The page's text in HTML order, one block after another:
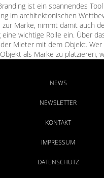
ist ein spannendes
im architektonischen
zur Marke, nimmt damit auch
eine wichtige Rolle ein. Über
Mieter mit dem Objekt. Wer
als Marke zu platzieren,
Business Building-
NEWS
NEWSLETTER
KONTAKT
IMPRESSUM
DATENSCHUTZ